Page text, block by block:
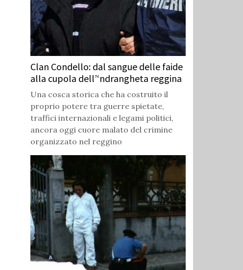
Clan Condello: dal sangue delle faide
alla cupola dell’‘ndrangheta reggina
Una cosca storica che ha costruito il
proprio potere tra guerre spietate,
traffici internazionali e legami politici,
ancora oggi cuore malato del crimine
organizzato nel reggino